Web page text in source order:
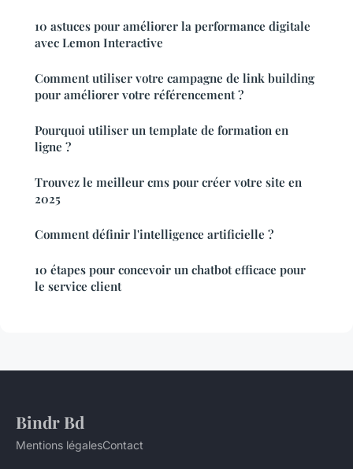
10 astuces pour améliorer la performance digitale
avec Lemon Interactive
Comment utiliser votre campagne de link building
pour améliorer votre référencement ?
Pourquoi utiliser un template de formation en
ligne ?
Trouvez le meilleur cms pour créer votre site en
2025
Comment définir l'intelligence artificielle ?
10 étapes pour concevoir un chatbot efficace pour
le service client
Bindr Bd
Mentions légalesContact